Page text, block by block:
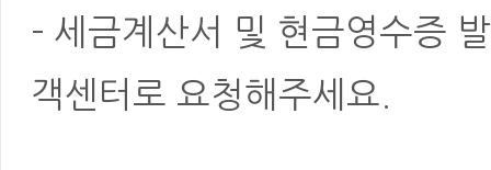
- 세금계산서 및 현금영수증
객센터로 요청해주세요.